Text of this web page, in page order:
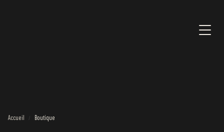
Accueil / Boutique